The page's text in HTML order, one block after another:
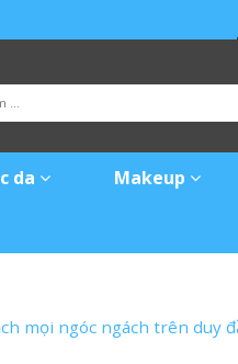
da Makeup
mọi ngóc ngách trên duy